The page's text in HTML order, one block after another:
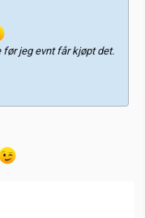
før jeg evnt får kjøpt det.